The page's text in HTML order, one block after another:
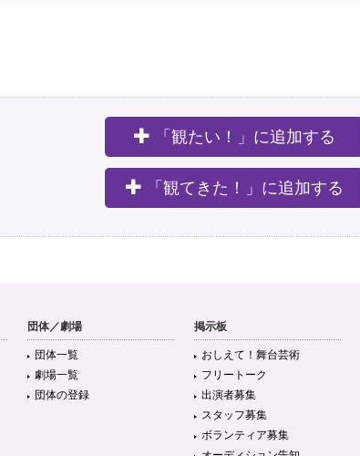
「観たい！」に追加する
「観てきた！」に追加する
団体／劇場
団体一覧
劇場一覧
団体の登録
掲示板
おしえて！舞台芸術
フリートーク
出演者募集
スタッフ募集
ボランティア募集